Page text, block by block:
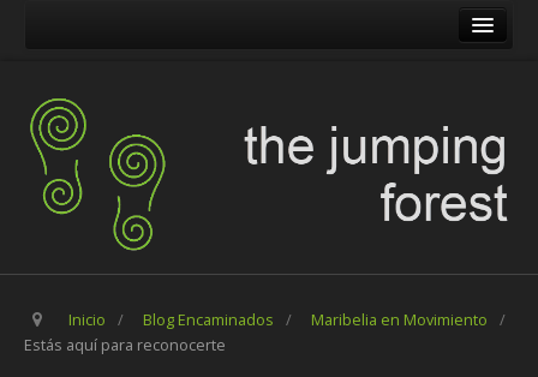
The Pilgrim Stone
Blog Encaminados
Carles
Maribelia en Movimiento
Inicio / Blog Encaminados / Maribelia en Movimiento
/
Estás aquí para reconocerte